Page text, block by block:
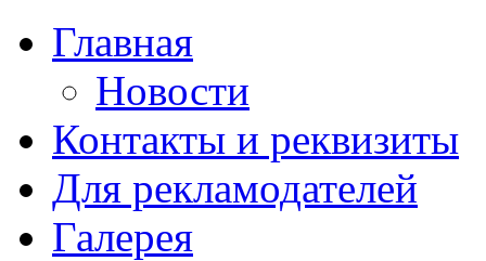
Главная
Новости
Контакты и реквизиты
Для рекламодателей
Галерея